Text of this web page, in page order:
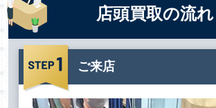
店頭買取の流れ
ご来店